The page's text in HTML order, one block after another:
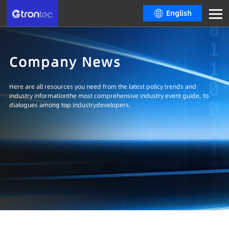
English
Company News
Here are all resources you need from the latest policy trends and
industry informationthe most comprehensive industry event guide, to
dialogues among top industrydevelopers.